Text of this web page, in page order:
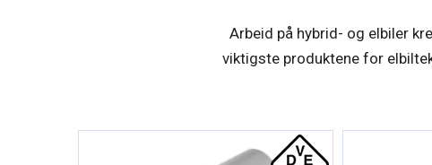
Arbeid på hybrid- og elbiler
viktigste produktene for